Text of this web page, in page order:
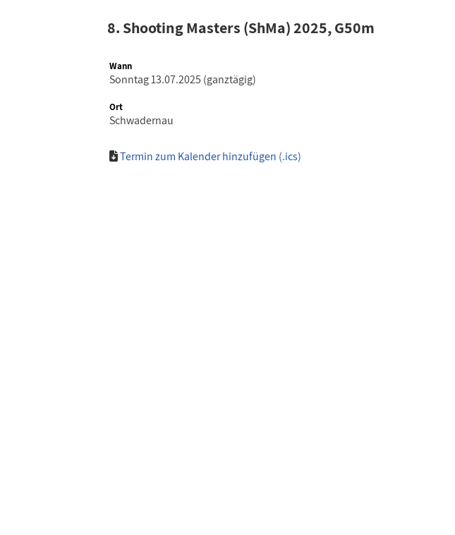
8. Shooting Masters (ShMa) 2025, G50m
Wann
Sonntag 13.07.2025 (ganztägig)
Ort
Schwadernau
Termin zum Kalender hinzufügen (.ics)